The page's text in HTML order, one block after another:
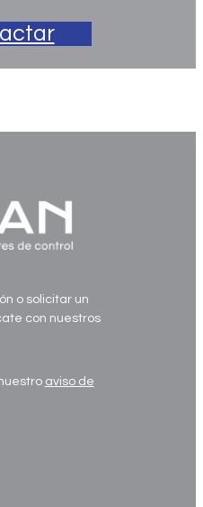
o solicitar un
con nuestros
aviso de